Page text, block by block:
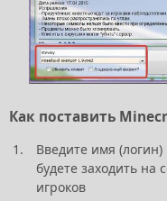
Как поставить
Введите имя
будете заходить на
игроков